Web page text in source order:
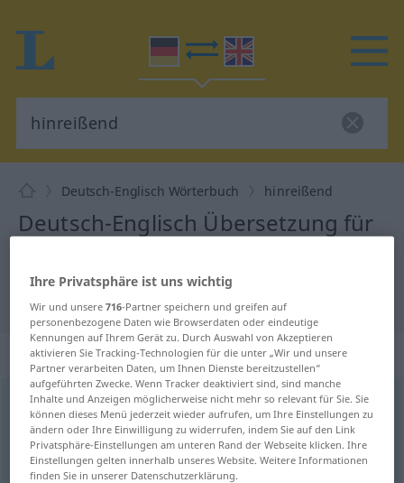
Deutsch-Englisch Wörterbuch hinreißend
Deutsch-Englisch Übersetzung für
"hinreißend" Englisch Übersetzung
„hinreißend“: Adjektiv
hinreißendadj
Übersicht aller Übersetzungen
(Für mehr Details die Übersetzung anklicken/antippen)
Ihre Privatsphäre ist uns wichtig
Wir und unsere716-Partner speichern und greifen auf
personenbezogene Daten wie Browserdaten oder eindeutige
Kennungen auf Ihrem Gerät zu. Durch Auswahl von Akzeptieren
aktivieren Sie Tracking-Technologien für die unter „Wir und unsere
Partner verarbeiten Daten, um Ihnen Dienste bereitzustellen“
aufgeführten Zwecke. Wenn Tracker deaktiviert sind, sind manche
Inhalte und Anzeigen möglicherweise nicht mehr so relevant für Sie. Sie
können dieses Menü jederzeit wieder aufrufen, um Ihre Einstellungen zu
ändern oder Ihre Einwilligung zu widerrufen, indem Sie auf den Link
Privatsphäre-Einstellungen am unteren Rand der Webseite klicken. Ihre
Einstellungen gelten innerhalb unseres Website. Weitere Informationen
finden Sie in unserer Datenschutzerklärung.